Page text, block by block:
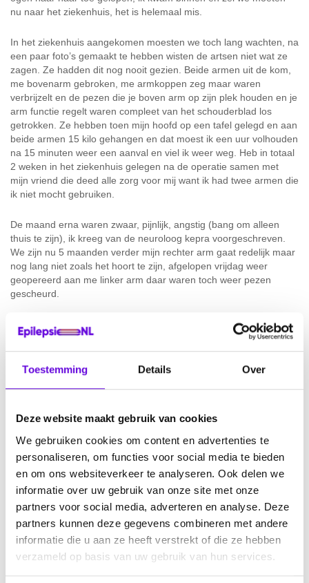
Toestemming Details Over
Deze website maakt gebruik van cookies
We gebruiken cookies om content en advertenties te
personaliseren, om functies voor social media te bieden
en om ons websiteverkeer te analyseren. Ook delen we
informatie over uw gebruik van onze site met onze
partners voor social media, adverteren en analyse. Deze
partners kunnen deze gegevens combineren met andere
informatie die u aan ze heeft verstrekt of die ze hebben
verzameld op basis van uw gebruik van hun services.
nu naar het ziekenhuis, het is helemaal mis.
In het ziekenhuis aangekomen moesten we toch lang wachten, na
een paar foto’s gemaakt te hebben wisten de artsen niet wat ze
zagen. Ze hadden dit nog nooit gezien. Beide armen uit de kom,
me bovenarm gebroken, me armkoppen zeg maar waren
verbrijzelt en de pezen die je boven arm op zijn plek houden en je
arm functie regelt waren compleet van het schouderblad los
getrokken. Ze hebben toen mijn hoofd op een tafel gelegd en aan
beide armen 15 kilo gehangen en dat moest ik een uur volhouden
na 15 minuten weer een aanval en viel ik weer weg. Heb in totaal
2 weken in het ziekenhuis gelegen na de operatie samen met
mijn vriend die deed alle zorg voor mij want ik had twee armen die
ik niet mocht gebruiken.
De maand erna waren zwaar, pijnlijk, angstig (bang om alleen
thuis te zijn), ik kreeg van de neuroloog kepra voorgeschreven.
We zijn nu 5 maanden verder mijn rechter arm gaat redelijk maar
nog lang niet zoals het hoort te zijn, afgelopen vrijdag weer
geopereerd aan me linker arm daar waren toch weer pezen
gescheurd.
Er is in een jaar zoveel veranderd, eng gewoon en had nog nooit
van epilepsie gehoord. Me rijbewijs is ingenomen heb al maanden
geen inkomen en kan niks zelfstandig maar ben onwijs blij dat ik
nog leef en misschien word het nooit meer zoals het was maar ik
ga er keihard voor knokken.
lichaam er mee ophoudt dat je gezondheid en lieve mensen om je
heen veeeeel belangrijker is. Ik heb tot nu toe geen aanval meer
gehad maar ben er nog vaak bang voor, heb ook een
doorverwijzing gevraagd naar een echt epileptische centrum.
De toekomst is nog onzeker de verwachtingen zijn dat mijn armen
nooit meer helemaal zullen herstellen en ook niet dat ik me oude
functie weer zou kunnen doen. Maar ik hou goede moed en ga
me vast verder verdiepen en leren naar andere carrière
mogelijkheden.